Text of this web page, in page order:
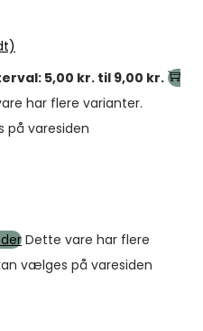
5,00 kr. til 9,00 kr.
har flere varianter.
på varesiden
Dette vare har flere
vælges på varesiden